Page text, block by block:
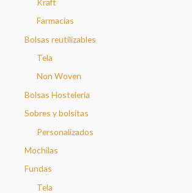
Farmacias
Bolsas reutilizables
Tela
Non Woven
Bolsas Hostelería
Sobres y bolsitas
Personalizados
Mochilas
Fundas
Tela